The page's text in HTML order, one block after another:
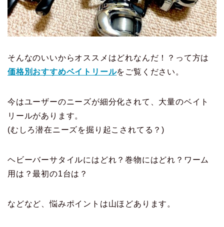
そんなのいいからオススメはどれなんだ！？って方は
価格別おすすめベイトリールをご覧ください。
今はユーザーのニーズが細分化されて、大量のベイト
リールがあります。
(むしろ潜在ニーズを掘り起こされてる？)
ヘビーバーサタイルにはどれ？巻物にはどれ？ワーム
用は？最初の1台は？
などなど、悩みポイントは山ほどあります。